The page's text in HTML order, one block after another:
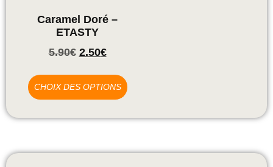
Caramel Doré –
ETASTY
5.90€ 2.50€
CHOIX DES OPTIONS